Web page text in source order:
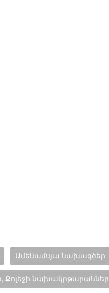
Ամենամսյա նախագծեր
Քոլեջի նախակրթարաններ